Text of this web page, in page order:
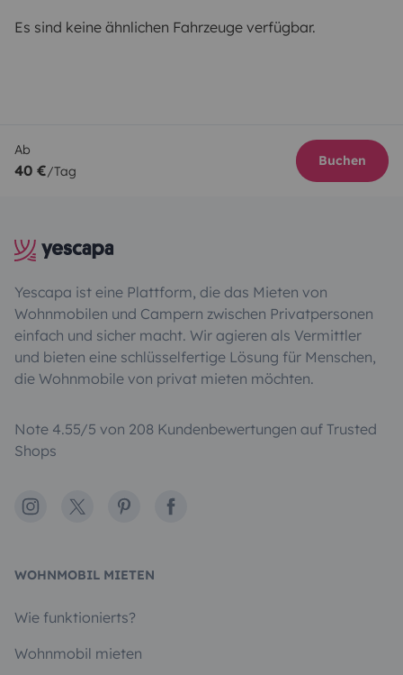
Es sind keine ähnlichen Fahrzeuge verfügbar.
Ab
40 €/Tag
Buchen
Yescapa ist eine Plattform, die das Mieten von
Wohnmobilen und Campern zwischen Privatpersonen
einfach und sicher macht. Wir agieren als Vermittler
und bieten eine schlüsselfertige Lösung für Menschen,
die Wohnmobile von privat mieten möchten.
Note 4.55/5 von 208 Kundenbewertungen auf Trusted
Shops
Instagram
X PinterestFacebook
WOHNMOBIL MIETEN
Wie funktionierts?
Wohnmobil mieten